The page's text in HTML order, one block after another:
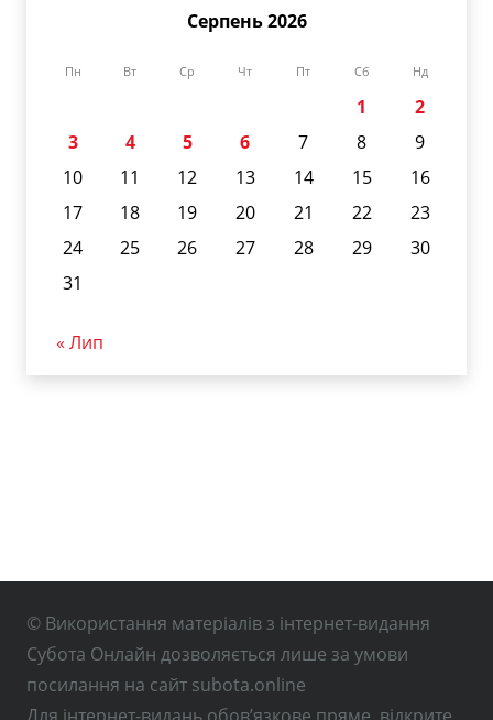
Серпень 2026
Пн Вт Ср Чт Пт Сб Нд
1
2
3
4 5 6 7 8
9
10
11 12 13 14 15
16
17
18 19 20 21 22
23
24
25 26 27 28 29
30
31
« Лип
© Використання матеріалів з інтернет-видання
Субота Онлайн дозволяється лише за умови
посилання на сайт subota.online